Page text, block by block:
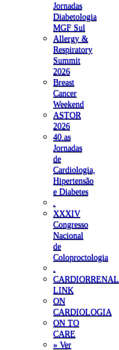
Jornadas
Diabetologia
MGF Sul
Allergy &
Respiratory
Summit
2026
Breast
Cancer
Weekend
ASTOR
2026
40.as
Jornadas
de
Cardiologia,
Hipertensão
e Diabetes
XXXIV
Congresso
Nacional
de
Coloproctologia
CARDIORRENAL
LINK
ON
CARDIOLOGIA
ON TO
CARE
» Ver